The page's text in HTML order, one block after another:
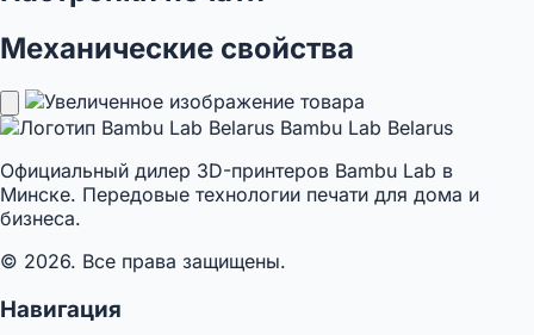
Механические свойства
Bambu Lab Belarus
Официальный дилер 3D-принтеров Bambu Lab в
Минске. Передовые технологии печати для дома и
бизнеса.
© 2026. Все права защищены.
Навигация